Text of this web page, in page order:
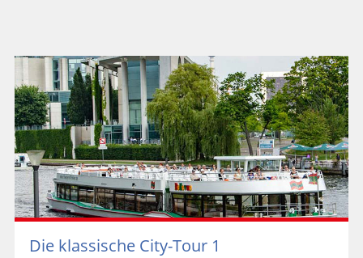
Die klassische City-Tour 1